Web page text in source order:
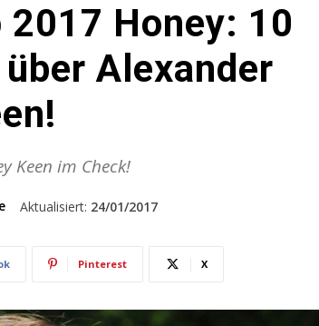
Honey: 10
Alexander
Keen im Check!
Aktualisiert: 24/01/2017
Pinterest X